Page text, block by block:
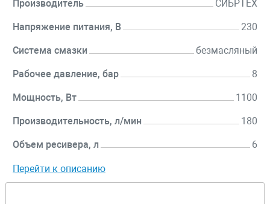
Производитель СИБРТЕХ
Напряжение питания, В 230
Система смазки безмасляный
Рабочее давление, бар 8
Мощность, Вт 1100
Производительность, л/мин 180
Объем ресивера, л 6
Перейти к описанию